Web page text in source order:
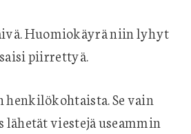
Huomiokäyrä niin lyhyt
piirrettyä.
henkilökohtaista. Se vain
lähetät viestejä useammin